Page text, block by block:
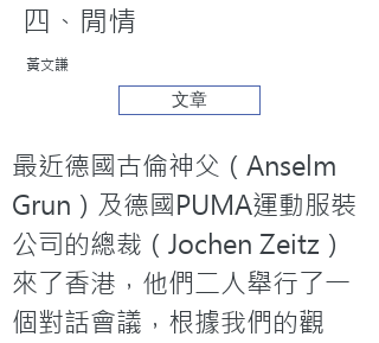
四、閒情
黃文謙
文章
最近德國古倫神父（Anselm
Grun）及德國PUMA運動服裝
公司的總裁（Jochen Zeitz）
來了香港，他們二人舉行了一
個對話會議，根據我們的觀